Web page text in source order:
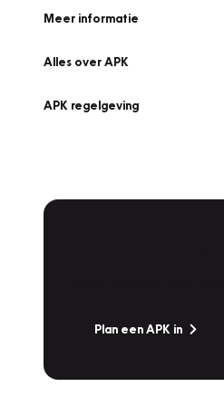
Meer informatie
Alles over APK
APK regelgeving
Plan een APK in